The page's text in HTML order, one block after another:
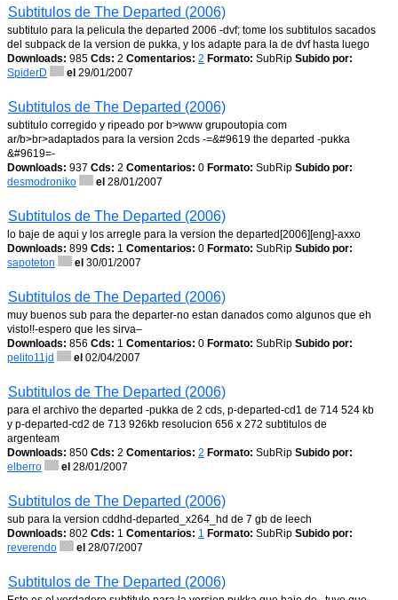
Subtitulos de The Departed (2006)
subtitulo para la pelicula the departed 2006 -dvf; tome los subtitulos sacados
del subpack de la version de pukka, y los adapte para la de dvf hasta luego
Downloads: 985 Cds: 2 Comentarios: 2 Formato: SubRip Subido por:
SpiderD
el 29/01/2007
Subtitulos de The Departed (2006)
subtitulo corregido y ripeado por b>www grupoutopia com
ar/b>br>adaptados para la version 2cds -=&#9619 the departed -pukka
&#9619=-
Downloads: 937 Cds: 2 Comentarios: 0 Formato: SubRip Subido por:
desmodroniko
el 28/01/2007
Subtitulos de The Departed (2006)
lo baje de aqui y los arregle para la version the departed[2006][eng]-axxo
Downloads: 899 Cds: 1 Comentarios: 0 Formato: SubRip Subido por:
sapoteton
el 30/01/2007
Subtitulos de The Departed (2006)
muy buenos sub para the departer-no estan danados como algunos que eh
visto!!-espero que les sirva–
Downloads: 856 Cds: 1 Comentarios: 0 Formato: SubRip Subido por:
pelito11jd
el 02/04/2007
Subtitulos de The Departed (2006)
para el archivo the departed -pukka de 2 cds, p-departed-cd1 de 714 524 kb
y p-departed-cd2 de 713 926kb resolucion 656 x 272 subtitulos de
argenteam
Downloads: 850 Cds: 2 Comentarios: 2 Formato: SubRip Subido por:
elberro
el 28/01/2007
Subtitulos de The Departed (2006)
sub para la version cddhd-departed_x264_hd de 7 gb de leech
Downloads: 802 Cds: 1 Comentarios: 1 Formato: SubRip Subido por:
reverendo
el 28/07/2007
Subtitulos de The Departed (2006)